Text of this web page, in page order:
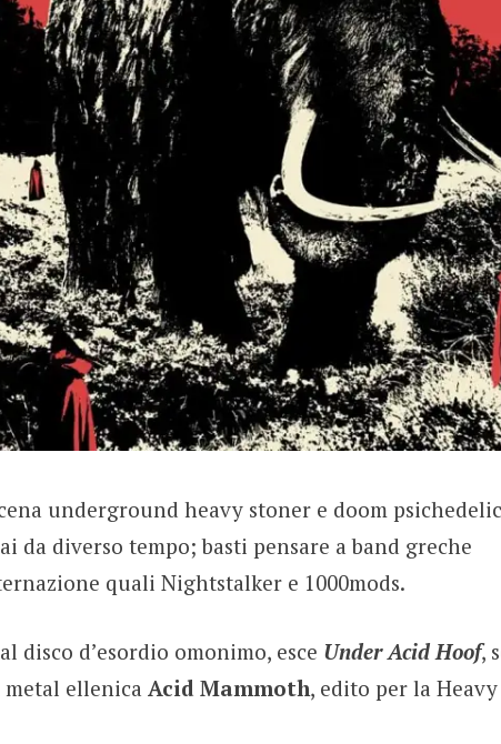
underground heavy stoner e doom
da diverso tempo; basti pensare a band greche
quali Nightstalker e 1000mods.
disco d’esordio omonimo, esce Under Acid Hoof,
ellenica Acid Mammoth, edito per la Heavy